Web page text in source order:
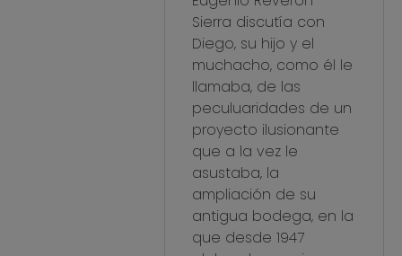
Sierra discutía con
Diego, su hijo y el
muchacho, como él le
llamaba, de las
peculuaridades de un
proyecto ilusionante
que a la vez le
asustaba, la
ampliación de su
antigua bodega, en la
que desde 1947